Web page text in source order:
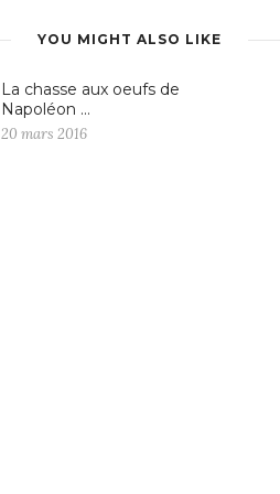
YOU MIGHT ALSO LIKE
La chasse aux oeufs de
Napoléon …
20 mars 2016